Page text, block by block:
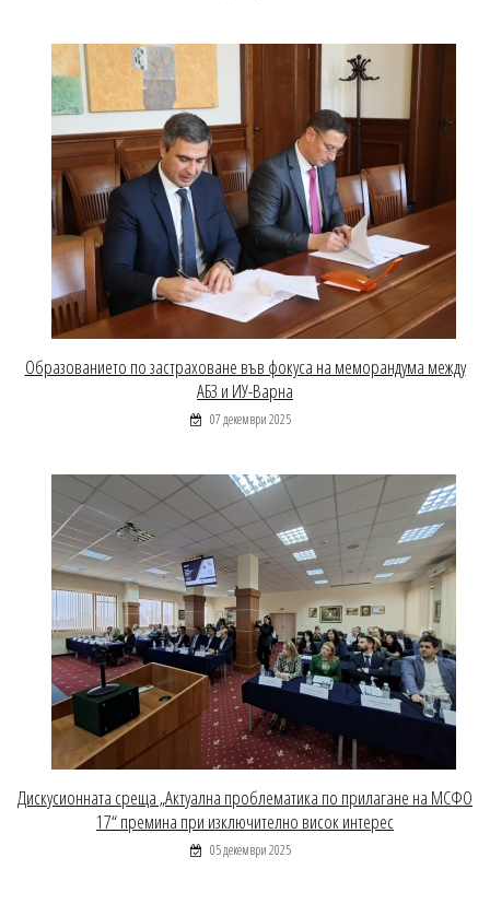
Образованието по застраховане във фокуса на меморандума между
АБЗ и ИУ-Варна
07 декември 2025
Дискусионната среща „Актуална проблематика по прилагане на МСФО
17“ премина при изключително висок интерес
05 декември 2025